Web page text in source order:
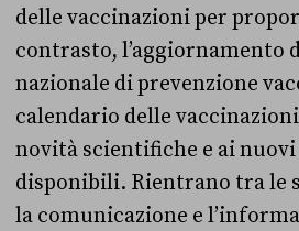
delle vaccinazioni per
contrasto, l’aggiornamento
nazionale di prevenzione
calendario delle
novità scientifiche e ai
disponibili. Rientrano tra le
la comunicazione e